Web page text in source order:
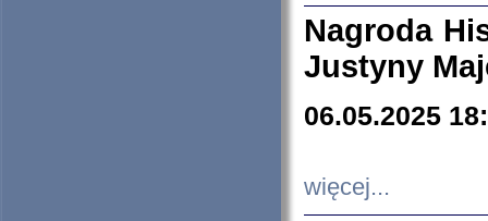
Nagroda
Justyny
06.05.2025
więcej...